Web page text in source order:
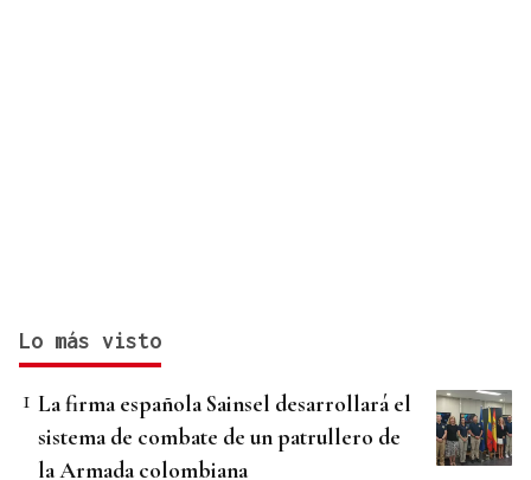
Lo más visto
La firma española Sainsel desarrollará el
sistema de combate de un patrullero de
la Armada colombiana